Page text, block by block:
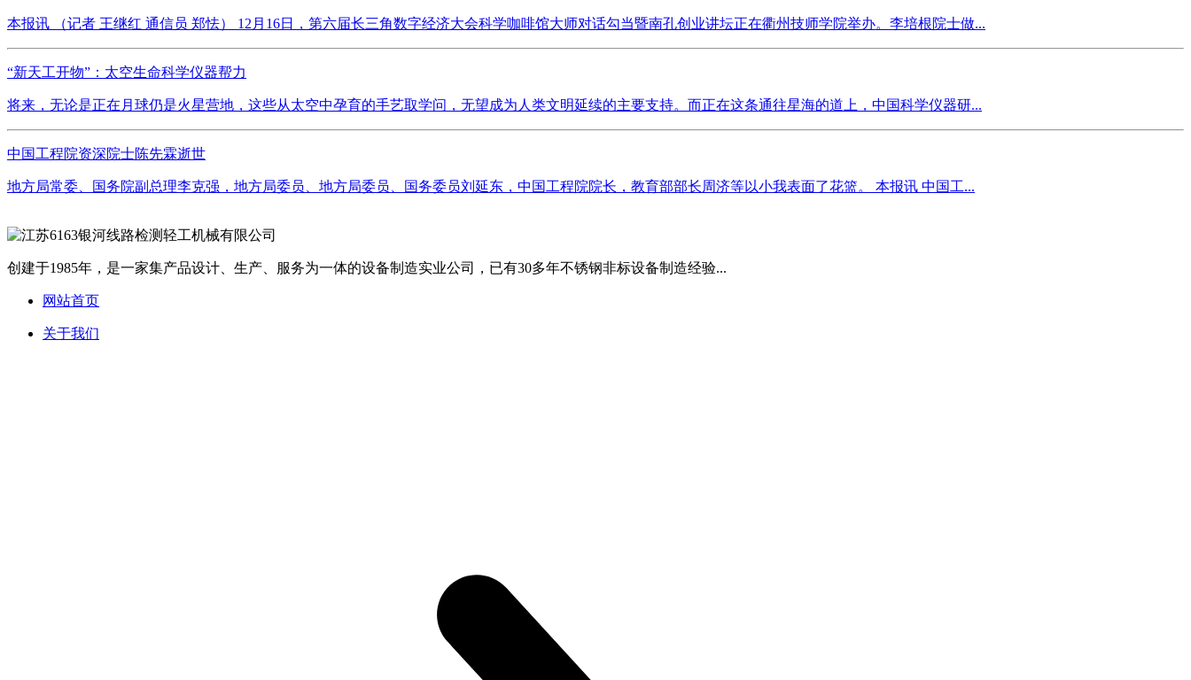
本报讯 （记者 王继红 通信员 郑怯） 12月16日，第六届长三角数字经济大会科学咖啡馆大师对话勾当暨南孔创业讲坛正在衢州技师学院举办。李培根院士做...
“新天工开物”：太空生命科学仪器帮力
将来，无论是正在月球仍是火星营地，这些从太空中孕育的手艺取学问，无望成为人类文明延续的主要支持。而正在这条通往星海的道上，中国科学仪器研...
中国工程院资深院士陈先霖逝世
地方局常委、国务院副总理李克强，地方局委员、地方局委员、国务委员刘延东，中国工程院院长，教育部部长周济等以小我表面了花篮。 本报讯 中国工...
创建于1985年，是一家集产品设计、生产、服务为一体的设备制造实业公司，已有30多年不锈钢非标设备制造经验...
网站首页
关于我们